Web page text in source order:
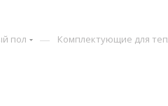
пол — Комплектующие для